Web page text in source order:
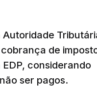
de
considerando
ser pagos.